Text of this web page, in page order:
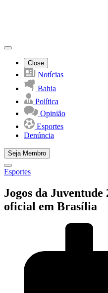
Close
Notícias
Bahia
Política
Opinião
Esportes
Denúncia
Seja Membro
Esportes
Jogos da
oficial em Brasília